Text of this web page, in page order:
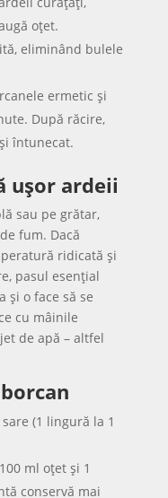
oțet.
eliminând bulele
ermetic și
După răcire,
întunecat.
ușor ardeii
sau pe grătar,
fum. Dacă
ridicată și
pasul esențial
și o face să se
cu mâinile
de apă – altfel
(1 lingură la 1
ml oțet și 1
conservă mai